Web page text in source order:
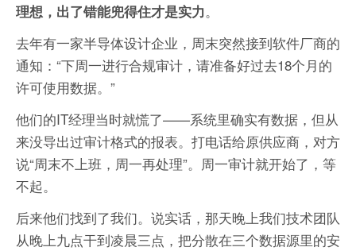
理想，出了错能兜得住才是实力。
去年有一家半导体设计企业，周末突然接到软件厂商的
通知：“下周一进行合规审计，请准备好过去18个月的
许可使用数据。”
他们的IT经理当时就慌了——系统里确实有数据，但从
来没导出过审计格式的报表。打电话给原供应商，对方
说“周末不上班，周一再处理”。周一审计就开始了，等
不起。
后来他们找到了我们。说实话，那天晚上我们技术团队
从晚上九点干到凌晨三点，把分散在三个数据源里的安